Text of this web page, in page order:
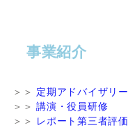
事業紹介
＞＞ 定期アドバイザリー
＞＞講演・役員研修
＞＞ レポート第三者評価